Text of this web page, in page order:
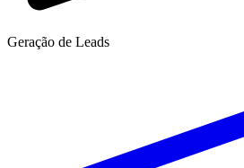
Geração de Leads